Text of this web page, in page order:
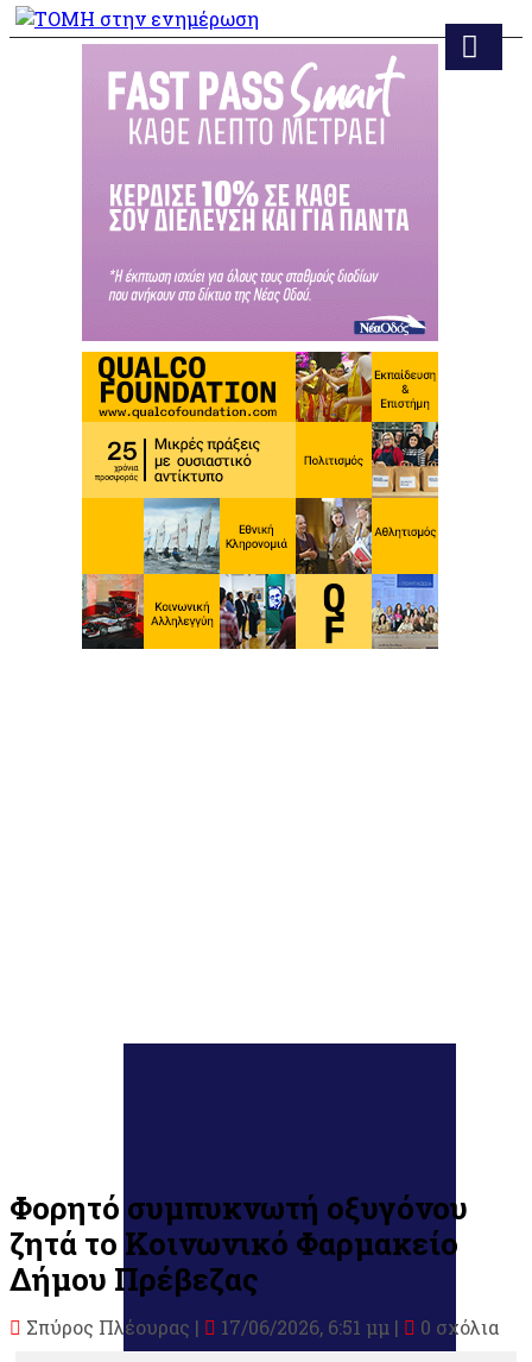
Φορητό συμπυκνωτή οξυγόνου
ζητά το Κοινωνικό Φαρμακείο
Δήμου Πρέβεζας
Σπύρος Πλέουρας | 17/06/2026, 6:51 μμ |
0 σχόλια